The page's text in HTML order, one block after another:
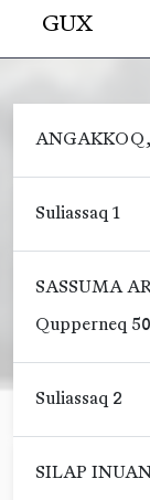
GUX
Suliassaq 1
SASSUMA
Qupperneq
Suliassaq 2
SILAP